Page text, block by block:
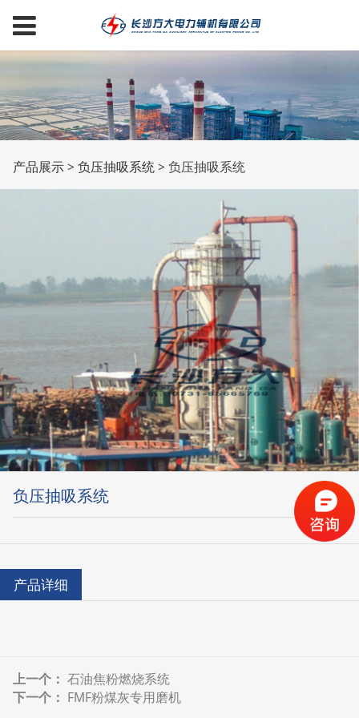
负压抽吸系统
产品展示>负压抽吸系统>负压抽吸系统
负压抽吸系统
产品详细
上一个： 石油焦粉燃烧系统
下一个： FMF粉煤灰专用磨机